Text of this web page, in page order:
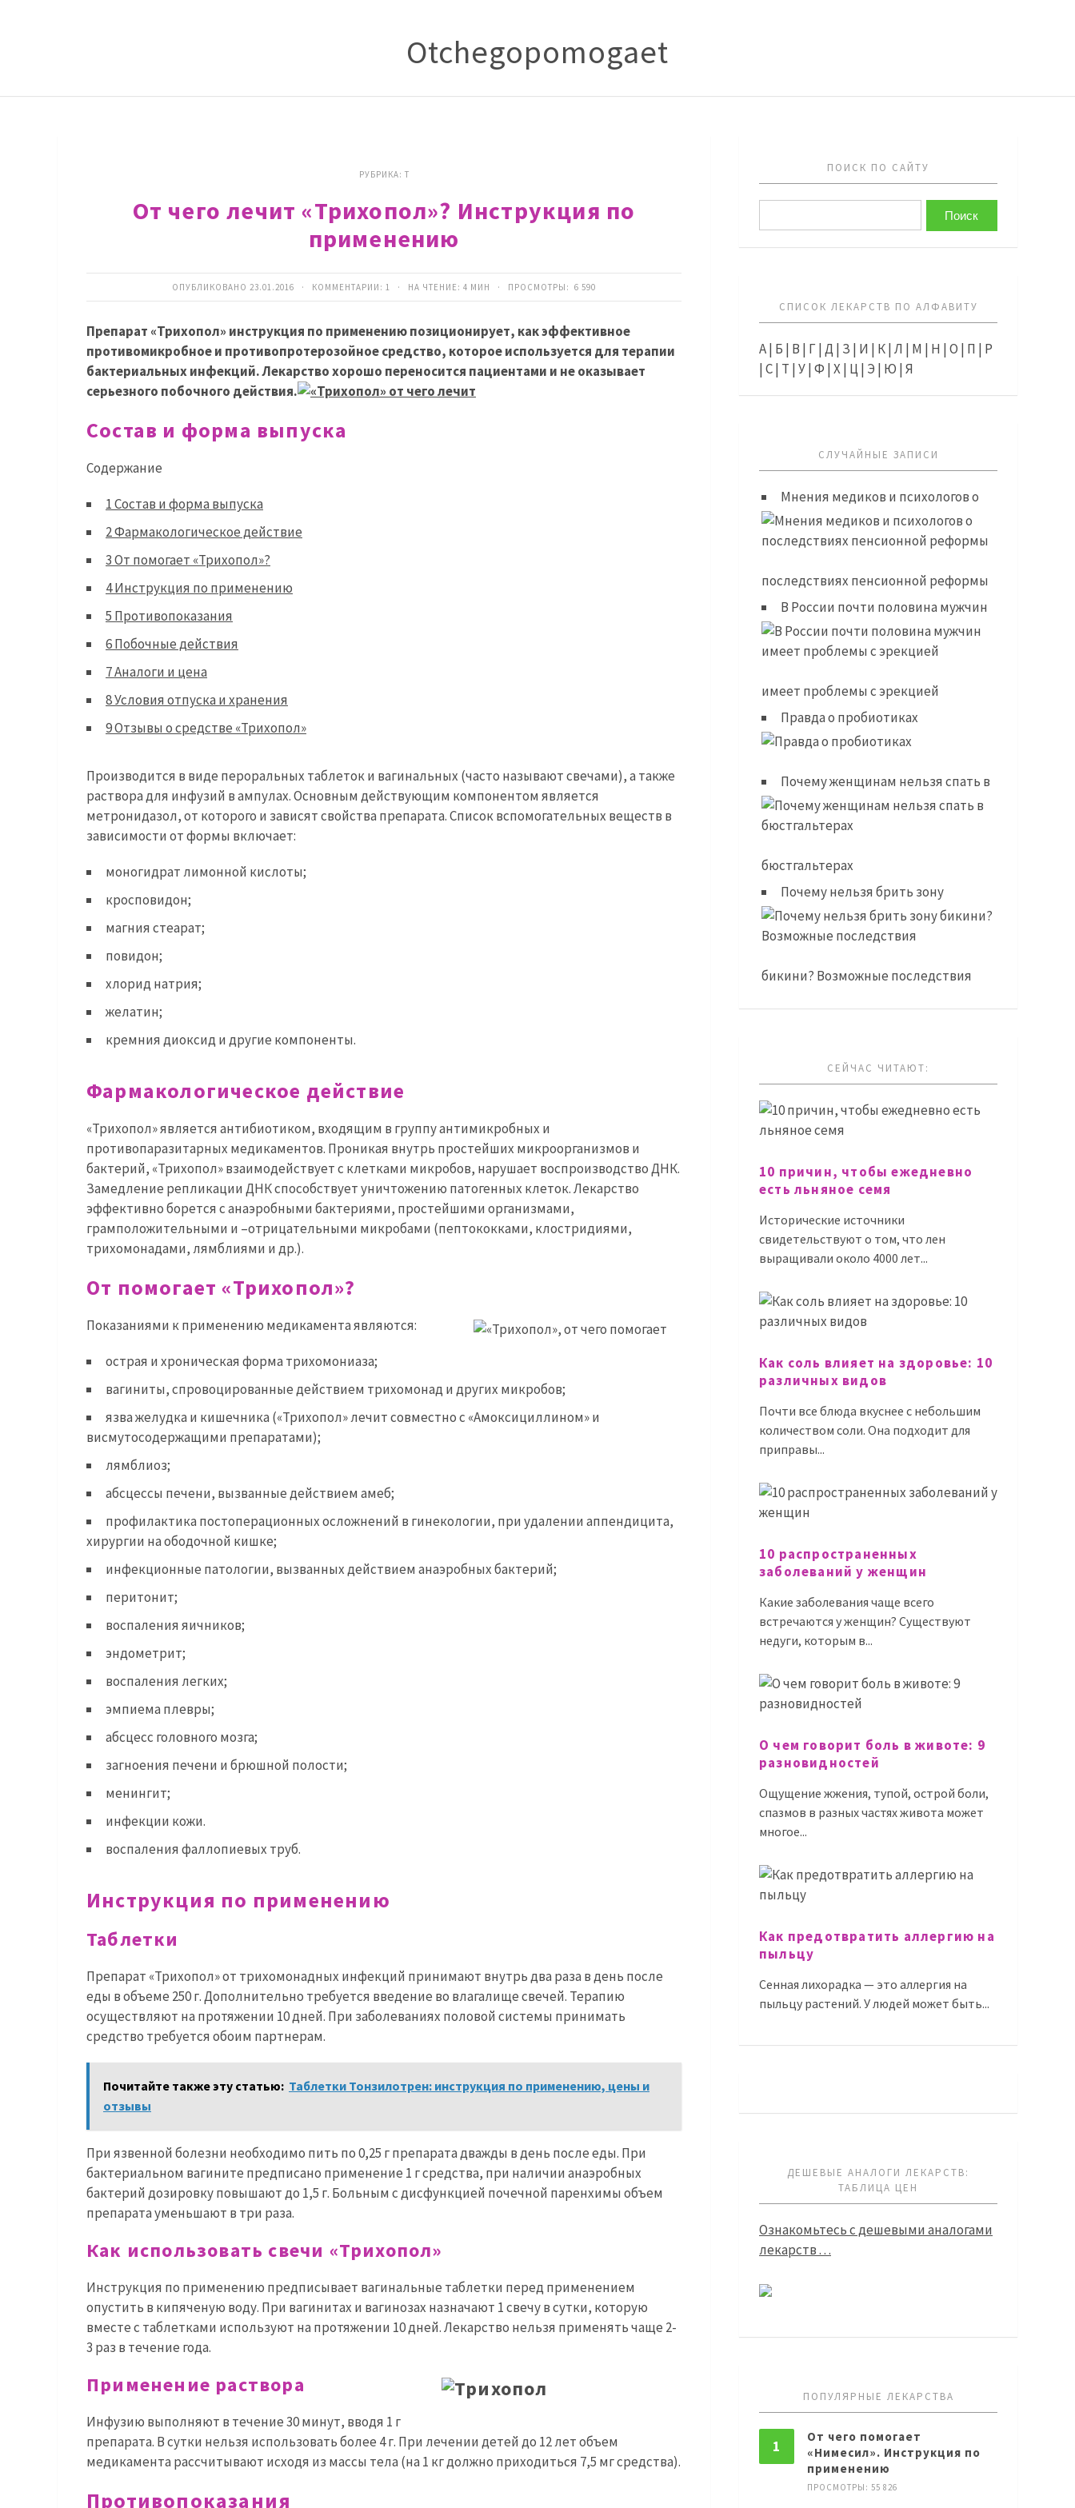
Оtchegopomogaet
РУБРИКА: Т
От чего лечит «Трихопол»? Инструкция по
применению
ОПУБЛИКОВАНО 23.01.2016 · КОММЕНТАРИИ: 1 · НА ЧТЕНИЕ: 4 МИН · ПРОСМОТРЫ: 6 590
Препарат «Трихопол» инструкция по применению позиционирует, как эффективное
противомикробное и противопротерозойное средство, которое используется для терапии
бактериальных инфекций. Лекарство хорошо переносится пациентами и не оказывает
серьезного побочного действия.
Состав и форма выпуска
Содержание
1Состав и форма выпуска
2Фармакологическое действие
3От помогает «Трихопол»?
4Инструкция по применению
5 Противопоказания
6Побочные действия
7Аналоги и цена
8Условия отпуска и хранения
9Отзывы о средстве «Трихопол»
Производится в виде пероральных таблеток и вагинальных (часто называют свечами), а также
раствора для инфузий в ампулах. Основным действующим компонентом является
метронидазол, от которого и зависят свойства препарата. Список вспомогательных веществ в
зависимости от формы включает:
моногидрат лимонной кислоты;
кросповидон;
магния стеарат;
повидон;
хлорид натрия;
желатин;
кремния диоксид и другие компоненты.
Фармакологическое действие
«Трихопол» является антибиотиком, входящим в группу антимикробных и
противопаразитарных медикаментов. Проникая внутрь простейших микроорганизмов и
бактерий, «Трихопол» взаимодействует с клетками микробов, нарушает воспроизводство ДНК.
Замедление репликации ДНК способствует уничтожению патогенных клеток. Лекарство
эффективно борется с анаэробными бактериями, простейшими организмами,
грамположительными и –отрицательными микробами (пептококками, клостридиями,
трихомонадами, лямблиями и др.).
От помогает «Трихопол»?
Показаниями к применению медикамента являются:
острая и хроническая форма трихомониаза;
вагиниты, спровоцированные действием трихомонад и других микробов;
язва желудка и кишечника («Трихопол» лечит совместно с «Амоксициллином» и
висмутосодержащими препаратами);
лямблиоз;
абсцессы печени, вызванные действием амеб;
профилактика постоперационных осложнений в гинекологии, при удалении аппендицита,
хирургии на ободочной кишке;
инфекционные патологии, вызванных действием анаэробных бактерий;
перитонит;
воспаления яичников;
эндометрит;
воспаления легких;
эмпиема плевры;
абсцесс головного мозга;
загноения печени и брюшной полости;
менингит;
инфекции кожи.
воспаления фаллопиевых труб.
Инструкция по применению
Таблетки
Препарат «Трихопол» от трихомонадных инфекций принимают внутрь два раза в день после
еды в объеме 250 г. Дополнительно требуется введение во влагалище свечей. Терапию
осуществляют на протяжении 10 дней. При заболеваниях половой системы принимать
средство требуется обоим партнерам.
Почитайте также эту статью: Таблетки Тонзилотрен: инструкция по применению, цены и
отзывы
При язвенной болезни необходимо пить по 0,25 г препарата дважды в день после еды. При
бактериальном вагините предписано применение 1 г средства, при наличии анаэробных
бактерий дозировку повышают до 1,5 г. Больным с дисфункцией почечной паренхимы объем
препарата уменьшают в три раза.
Как использовать свечи «Трихопол»
Инструкция по применению предписывает вагинальные таблетки перед применением
опустить в кипяченую воду. При вагинитах и вагинозах назначают 1 свечу в сутки, которую
вместе с таблетками используют на протяжении 10 дней. Лекарство нельзя применять чаще 2-
3 раз в течение года.
Применение раствора
Инфузию выполняют в течение 30 минут, вводя 1 г
препарата. В сутки нельзя использовать более 4 г. При лечении детей до 12 лет объем
медикамента рассчитывают исходя из массы тела (на 1 кг должно приходиться 7,5 мг средства).
Противопоказания
ПОИСК ПО САЙТУ
СПИСОК ЛЕКАРСТВ ПО АЛФАВИТУ
А| Б | В | Г| Д | З | И | К| Л | М | Н | О | П | Р
| С| Т | У| Ф | Х| Ц | Э | Ю | Я
СЛУЧАЙНЫЕ ЗАПИСИ
Мнения медиков и психологов о
последствиях пенсионной реформы
В России почти половина мужчин
имеет проблемы с эрекцией
Правда о пробиотиках
Почему женщинам нельзя спать в
бюстгальтерах
Почему нельзя брить зону
бикини? Возможные последствия
СЕЙЧАС ЧИТАЮТ:
10 причин, чтобы ежедневно
есть льняное семя
Исторические источники
свидетельствуют о том, что лен
выращивали около 4000 лет...
Как соль влияет на здоровье: 10
различных видов
Почти все блюда вкуснее с небольшим
количеством соли. Она подходит для
приправы...
10 распространенных
заболеваний у женщин
Какие заболевания чаще всего
встречаются у женщин? Существуют
недуги, которым в...
О чем говорит боль в животе: 9
разновидностей
Ощущение жжения, тупой, острой боли,
спазмов в разных частях живота может
многое...
Как предотвратить аллергию на
пыльцу
Сенная лихорадка — это аллергия на
пыльцу растений. У людей может быть...
ДЕШЕВЫЕ АНАЛОГИ ЛЕКАРСТВ:
ТАБЛИЦА ЦЕН
Ознакомьтесь с дешевыми аналогами
лекарств . . .
ПОПУЛЯРНЫЕ ЛЕКАРСТВА
От чего помогает
«Нимесил». Инструкция по
применению
ПРОСМОТРЫ: 55 826